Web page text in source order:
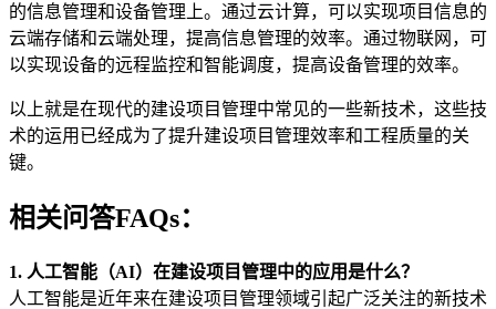
的信息管理和设备管理上。通过云计算，可以实现项目信息的
云端存储和云端处理，提高信息管理的效率。通过物联网，可
以实现设备的远程监控和智能调度，提高设备管理的效率。
以上就是在现代的建设项目管理中常见的一些新技术，这些技
术的运用已经成为了提升建设项目管理效率和工程质量的关
键。
相关问答FAQs：
1. 人工智能（AI）在建设项目管理中的应用是什么？
人工智能是近年来在建设项目管理领域引起广泛关注的新技术